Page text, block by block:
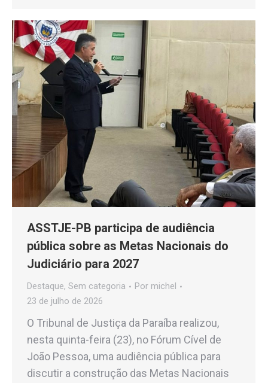
ASSTJE-PB participa de audiência
pública sobre as Metas Nacionais do
Judiciário para 2027
Destaque, Sem categoria Por michel
23 de julho de 2026
O Tribunal de Justiça da Paraíba realizou,
nesta quinta-feira (23), no Fórum Cível de
João Pessoa, uma audiência pública para
discutir a construção das Metas Nacionais